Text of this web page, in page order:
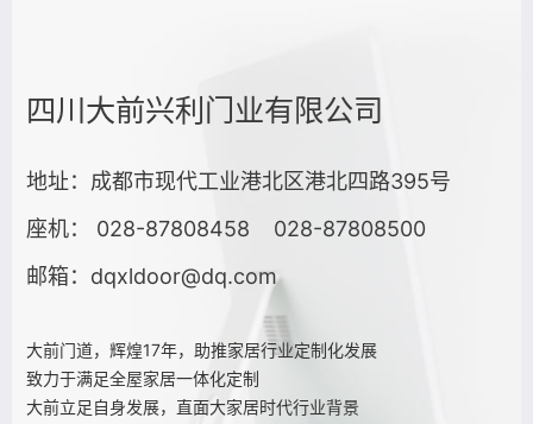
四川大前兴利门业有限公司
地址： 成都市现代工业港北区港北四路395号
座机：
028-87808458 028-87808500
邮箱： dqxldoor@dq.com
大前门道，辉煌17年，助推家居行业定制化发展
致力于满足全屋家居一体化定制
大前立足自身发展，直面大家居时代行业背景